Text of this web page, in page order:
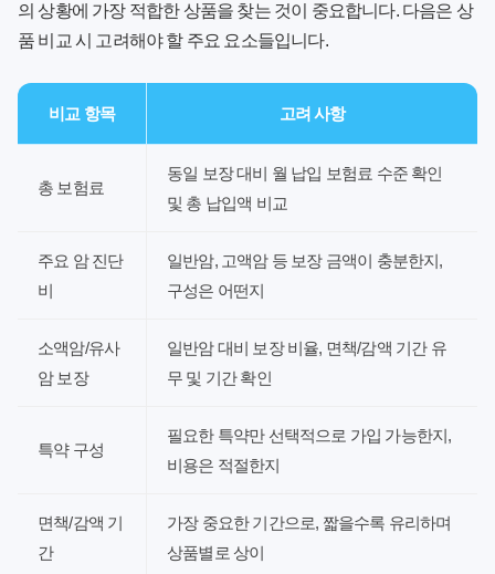
의 상황에 가장 적합한 상품을 찾는 것이 중요합니다. 다음은 상
품 비교 시 고려해야 할 주요 요소들입니다.
비교 항목 고려 사항
총 보험료
동일 보장 대비 월 납입 보험료 수준 확인
및 총 납입액 비교
주요 암 진단
비
일반암, 고액암 등 보장 금액이 충분한지,
구성은 어떤지
소액암/유사
암 보장
일반암 대비 보장 비율, 면책/감액 기간 유
무 및 기간 확인
특약 구성
필요한 특약만 선택적으로 가입 가능한지,
비용은 적절한지
면책/감액 기
간
가장 중요한 기간으로, 짧을수록 유리하며
상품별로 상이